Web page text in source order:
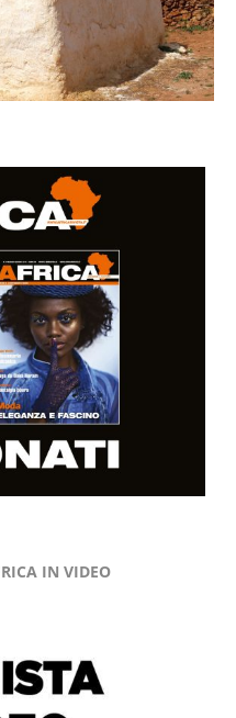
IN VIDEO